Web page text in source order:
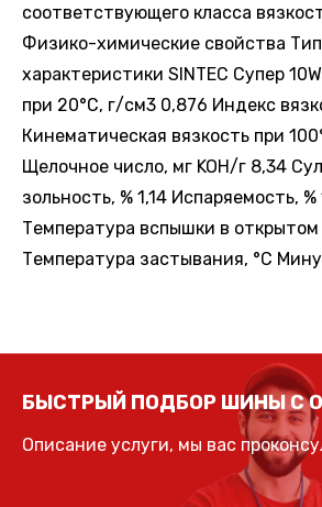
соответствующего класса
Физико-химические свойства
характеристики SINTEC Супер
при 20°С, г/см3 0,876 Индекс
Кинематическая вязкость при
Щелочное число, мг KOH/г 8,34
зольность, % 1,14 Испаряемость, %
Температура вспышки в открытом
Температура застывания, °С
БЫСТРЫЙ ПОДБОР ШИНЫ С
Описание услуги, мы вас